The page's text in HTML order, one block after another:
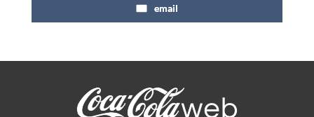
email